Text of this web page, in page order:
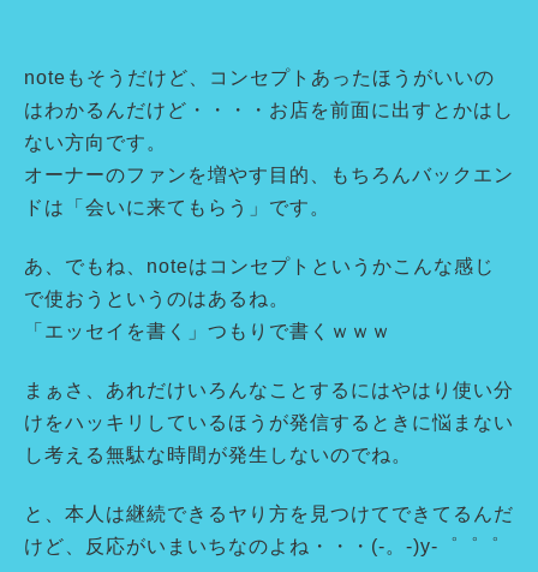
noteもそうだけど、コンセプトあったほうがいいの
はわかるんだけど・・・・お店を前面に出すとかはし
ない方向です。
オーナーのファンを増やす目的、もちろんバックエン
ドは「会いに来てもらう」です。
あ、でもね、noteはコンセプトというかこんな感じ
で使おうというのはあるね。
「エッセイを書く」つもりで書くｗｗｗ
まぁさ、あれだけいろんなことするにはやはり使い分
けをハッキリしているほうが発信するときに悩まない
し考える無駄な時間が発生しないのでね。
と、本人は継続できるヤり方を見つけてできてるんだ
けど、反応がいまいちなのよね・・・(-。-)y-゜゜゜